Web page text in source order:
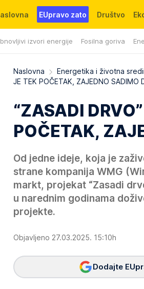
EUpravo zato Društvo
izvori energije Fosilna goriva
News WMG fondacija
Naslovna Energetika i životna
JE TEK POČETAK, ZAJEDNO SADIMO
“ZASADI
POČETAK,
Od jedne ideje, koja je
strane kompanija WMG
markt, projekat “Zasadi
u narednim godinama
projekte.
Objavljeno 27.03.2025. 15:10h
Dodajte